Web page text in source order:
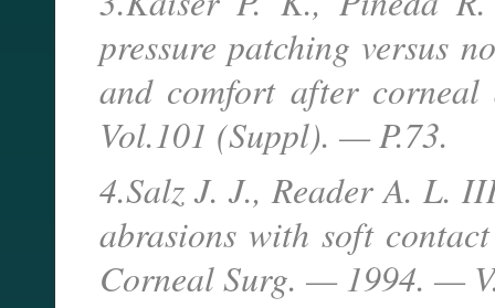
pressure patching versus
and comfort after
Vol.101 (Suppl). — P.73.
4.Salz J. J., Reader A. L.
abrasions with soft
Corneal Surg. — 1994. —